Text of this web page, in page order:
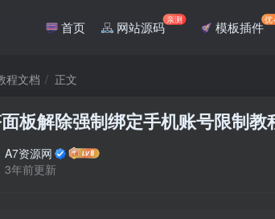
首页 网站源码亲测 模板插件优
程文档 正文
板解除强制绑定手机账号限制教
A7资源网
3年前更新